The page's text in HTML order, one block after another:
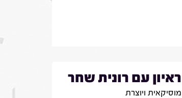
ראיון עם רונית שחר
מוסיקאית ויוצרת